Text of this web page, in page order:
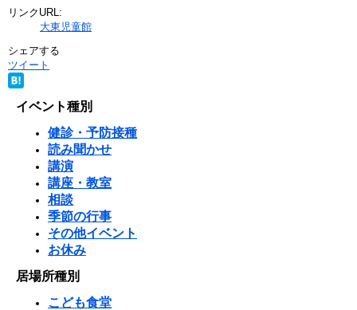
リンクURL:
大東児童館
シェアする
ツイート
イベント種別
健診・予防接種
読み聞かせ
講演
講座・教室
相談
季節の行事
その他イベント
お休み
居場所種別
こども食堂